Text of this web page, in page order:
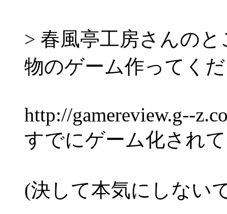
> 春風亭工房さんの
物のゲーム作ってく
http://gamereview.g--
すでにゲーム化され
(決して本気にしない